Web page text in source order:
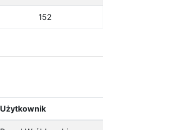
152
Użytkownik